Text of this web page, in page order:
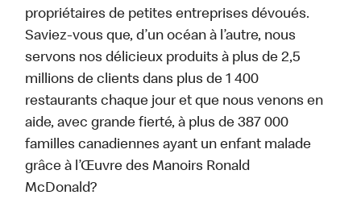
propriétaires de petites entreprises dévoués.
Saviez-vous que, d’un océan à l’autre, nous
servons nos délicieux produits à plus de 2,5
millions de clients dans plus de 1 400
restaurants chaque jour et que nous venons en
aide, avec grande fierté, à plus de 387 000
familles canadiennes ayant un enfant malade
grâce à l’Œuvre des Manoirs Ronald
McDonald?